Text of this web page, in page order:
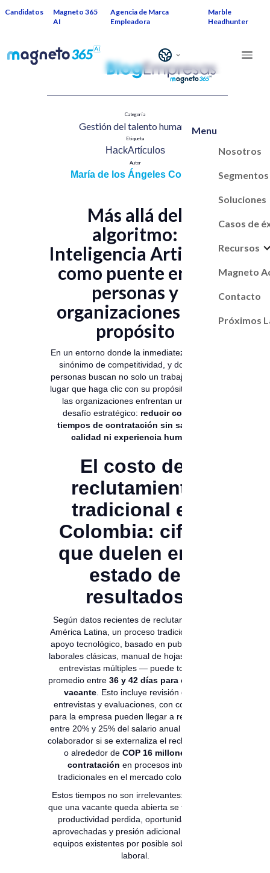
Candidatos
Magneto 365
AI
Agencia de Marca
Empleadora
Marble
Headhunter
Menu
Nosotros
Segmentos
Soluciones
Casos de
Recursos
Magneto
Contacto
Próximos
Categoría
Gestión del talento humano​
Etiqueta
HackArtículos
Autor
María de los Ángeles Correa
Más allá del
algoritmo:
Inteligencia Artificial
como puente entre
personas y
organizaciones con
propósito
En un entorno donde la inmediatez se volvió
sinónimo de competitividad, y donde las
personas buscan no solo un trabajo, sino un
lugar que haga clic con su propósito de vida,
las organizaciones enfrentan un doble
desafío estratégico: reducir costos y
tiempos de contratación sin sacrificar
calidad ni experiencia humana
El costo del
reclutamiento
tradicional en
Colombia: cifras
que duelen en el
estado de
resultados
Según datos recientes de reclutamiento en
América Latina, un proceso tradicional — sin
apoyo tecnológico, basado en publicaciones
laborales clásicas, manual de hojas de vida y
entrevistas múltiples — puede tomar en
promedio entre 36 y 42 días para cerrar una
vacante. Esto incluye revisión de CV,
entrevistas y evaluaciones, con costos que
para la empresa pueden llegar a representar
entre 20% y 25% del salario anual del nuevo
colaborador si se externaliza el reclutamiento,
o alrededor de COP 16 millones por
contratación en procesos internos
tradicionales en el mercado colombiano.
Estos tiempos no son irrelevantes: cada día
que una vacante queda abierta se traduce en
productividad perdida, oportunidades no
aprovechadas y presión adicional sobre los
equipos existentes por posible sobre carga
laboral.